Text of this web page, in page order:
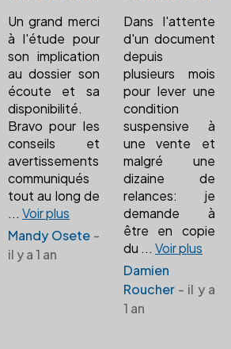
Un grand merci
à l'étude pour
son implication
au dossier son
écoute et sa
disponibilité.
Bravo pour les
conseils et
avertissements
communiqués
tout au long de
... Voir plus
Mandy Osete -
il y a 1 an
Dans l'attente
d'un document
depuis
plusieurs mois
pour lever une
condition
suspensive à
une vente et
malgré une
dizaine de
relances: je
demande à
être en copie
du ... Voir plus
Damien
Roucher - il y a
1 an